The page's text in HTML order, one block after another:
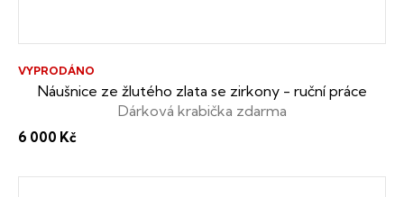
Náušnice ze žlutého zlata se zirkony - ruční práce
Dárková krabička zdarma
VYPRODÁNO
6 000 Kč